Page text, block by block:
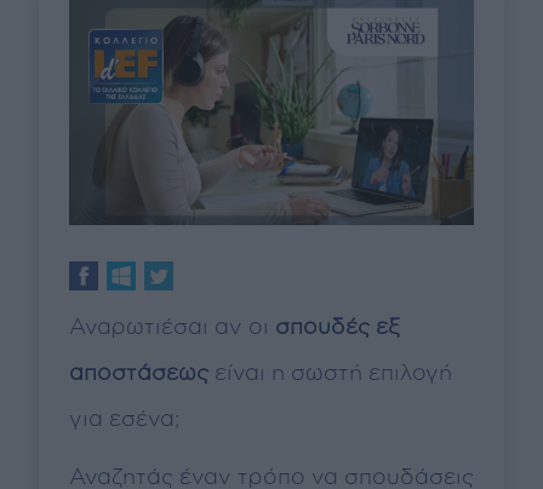
Αναρωτιέσαι αν οι σπουδές εξ
αποστάσεως είναι η σωστή επιλογή
για εσένα;
Αναζητάς έναν τρόπο να σπουδάσεις